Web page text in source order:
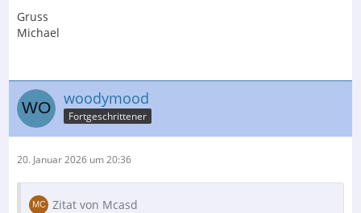
Gruss
Michael
woodymood
Fortgeschrittener
20. Januar 2026 um 20:36
Zitat von Mcasd